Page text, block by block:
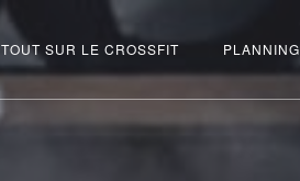
TOUT SUR LE CROSSFIT PLANNING